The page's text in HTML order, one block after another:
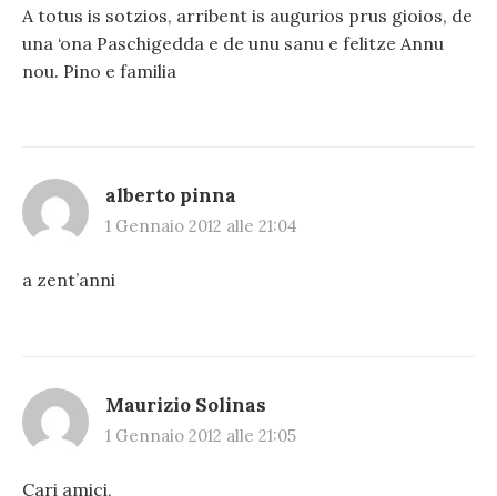
A totus is sotzios, arribent is augurios prus gioios, de
una ‘ona Paschigedda e de unu sanu e felitze Annu
nou. Pino e familia
alberto pinna
1 Gennaio 2012 alle 21:04
a zent’anni
Maurizio Solinas
1 Gennaio 2012 alle 21:05
Cari amici,